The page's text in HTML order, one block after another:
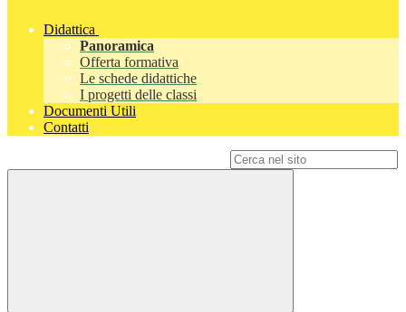
Didattica
Panoramica
Offerta formativa
Le schede didattiche
I progetti delle classi
Documenti Utili
Contatti